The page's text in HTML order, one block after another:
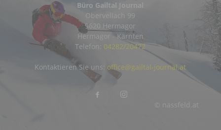
Büro Gailtal Journal
Obervellach 99
9620 Hermagor
Hermagor - Kärnten
Telefon: 04282/20472
© nassfeld.at
Kontaktieren Sie uns: office@gailtal-journal.at